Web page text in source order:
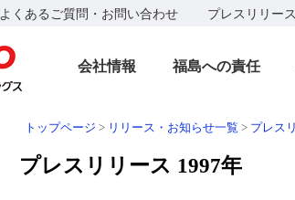
よくあるご質問・お問い合わせ プレスリリー
会社情報 福島への責任
トップページ > リリース・お知らせ一覧 > プレス
プレスリリース 1997年